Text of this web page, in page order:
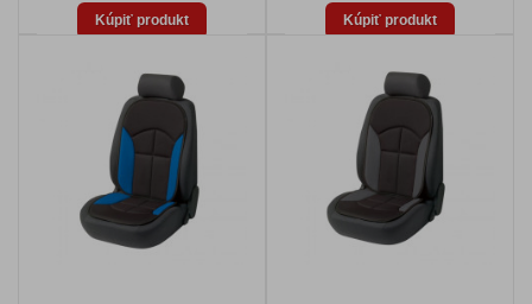
Kúpiť produkt Kúpiť produkt